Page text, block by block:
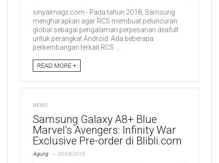
sinyalmagz.com - Pada tahun 2018, Samsung
mengharapkan agar RCS membuat peluncuran
global sebagai pengalaman perpesanan deafult
untuk perangkat Android. Ada beberapa
perkembangan terkait RCS ...
READ MORE +
NEWS
Samsung Galaxy A8+ Blue
Marvel’s Avengers: Infinity War
Exclusive Pre-order di Blibli.com
Agung 30/04/2018